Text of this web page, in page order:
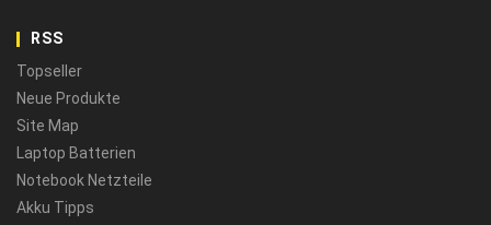
RSS
Topseller
Neue Produkte
Site Map
Laptop Batterien
Notebook Netzteile
Akku Tipps